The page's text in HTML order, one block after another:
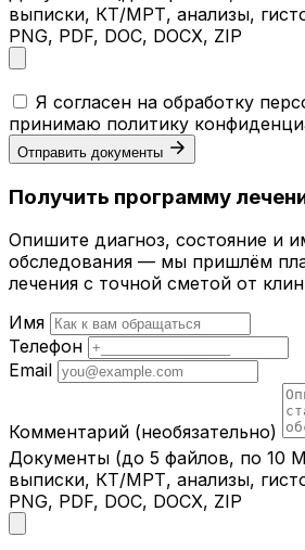
выписки, КТ/МРТ, анализы,
PNG, PDF, DOC, DOCX, ZIP
Я согласен на обработку
принимаю политику
Отправить документы
Получить программу
Опишите диагноз, состояние и
обследования — мы пришлём
лечения с точной сметой от
Имя
Телефон
Email
Комментарий (необязательно)
Документы (до 5 файлов, по 10
выписки, КТ/МРТ, анализы,
PNG, PDF, DOC, DOCX, ZIP